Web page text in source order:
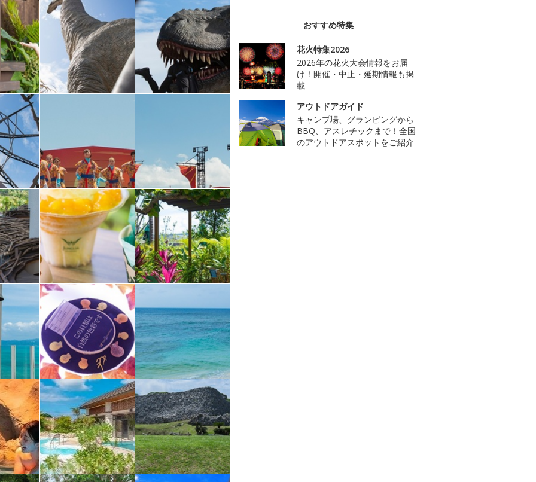
おすすめ特集
花火特集2026
2026年の花火大会情報をお届
け！開催・中止・延期情報も掲
載
アウトドアガイド
キャンプ場、グランピングから
BBQ、アスレチックまで！全国
のアウトドアスポットをご紹介